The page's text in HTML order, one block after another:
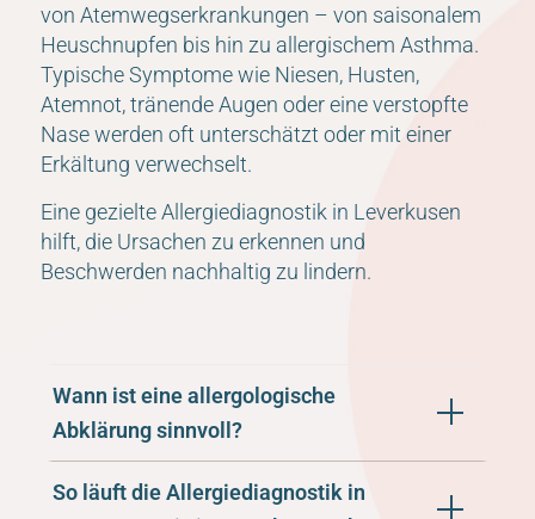
von Atemwegserkrankungen – von saisonalem
Heuschnupfen bis hin zu allergischem Asthma.
Typische Symptome wie Niesen, Husten,
Atemnot, tränende Augen oder eine verstopfte
Nase werden oft unterschätzt oder mit einer
Erkältung verwechselt.
Eine gezielte Allergiediagnostik in Leverkusen
hilft, die Ursachen zu erkennen und
Beschwerden nachhaltig zu lindern.
Wann ist eine allergologische
Abklärung sinnvoll?
So läuft die Allergiediagnostik in